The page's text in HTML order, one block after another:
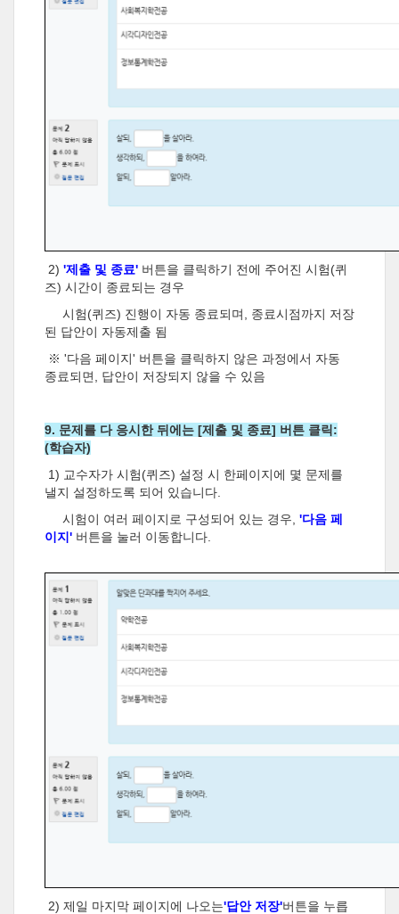
2) '제출 및 종료' 버튼을 클릭하기 전에 주어진 시험(퀴
즈) 시간이 종료되는 경우
시험(퀴즈) 진행이 자동 종료되며, 종료시점까지 저장
된 답안이 자동제출 됨
※ '다음 페이지' 버튼을 클릭하지 않은 과정에서 자동
종료되면, 답안이 저장되지 않을 수 있음
9. 문제를 다 응시한 뒤에는 [제출 및 종료] 버튼 클릭:
(학습자)
1) 교수자가 시험(퀴즈) 설정 시 한페이지에 몇 문제를
낼지 설정하도록 되어 있습니다.
시험이 여러 페이지로 구성되어 있는 경우, '다음 페
이지' 버튼을 눌러 이동합니다.
2) 제일 마지막 페이지에 나오는'답안 저장'버튼을 누릅